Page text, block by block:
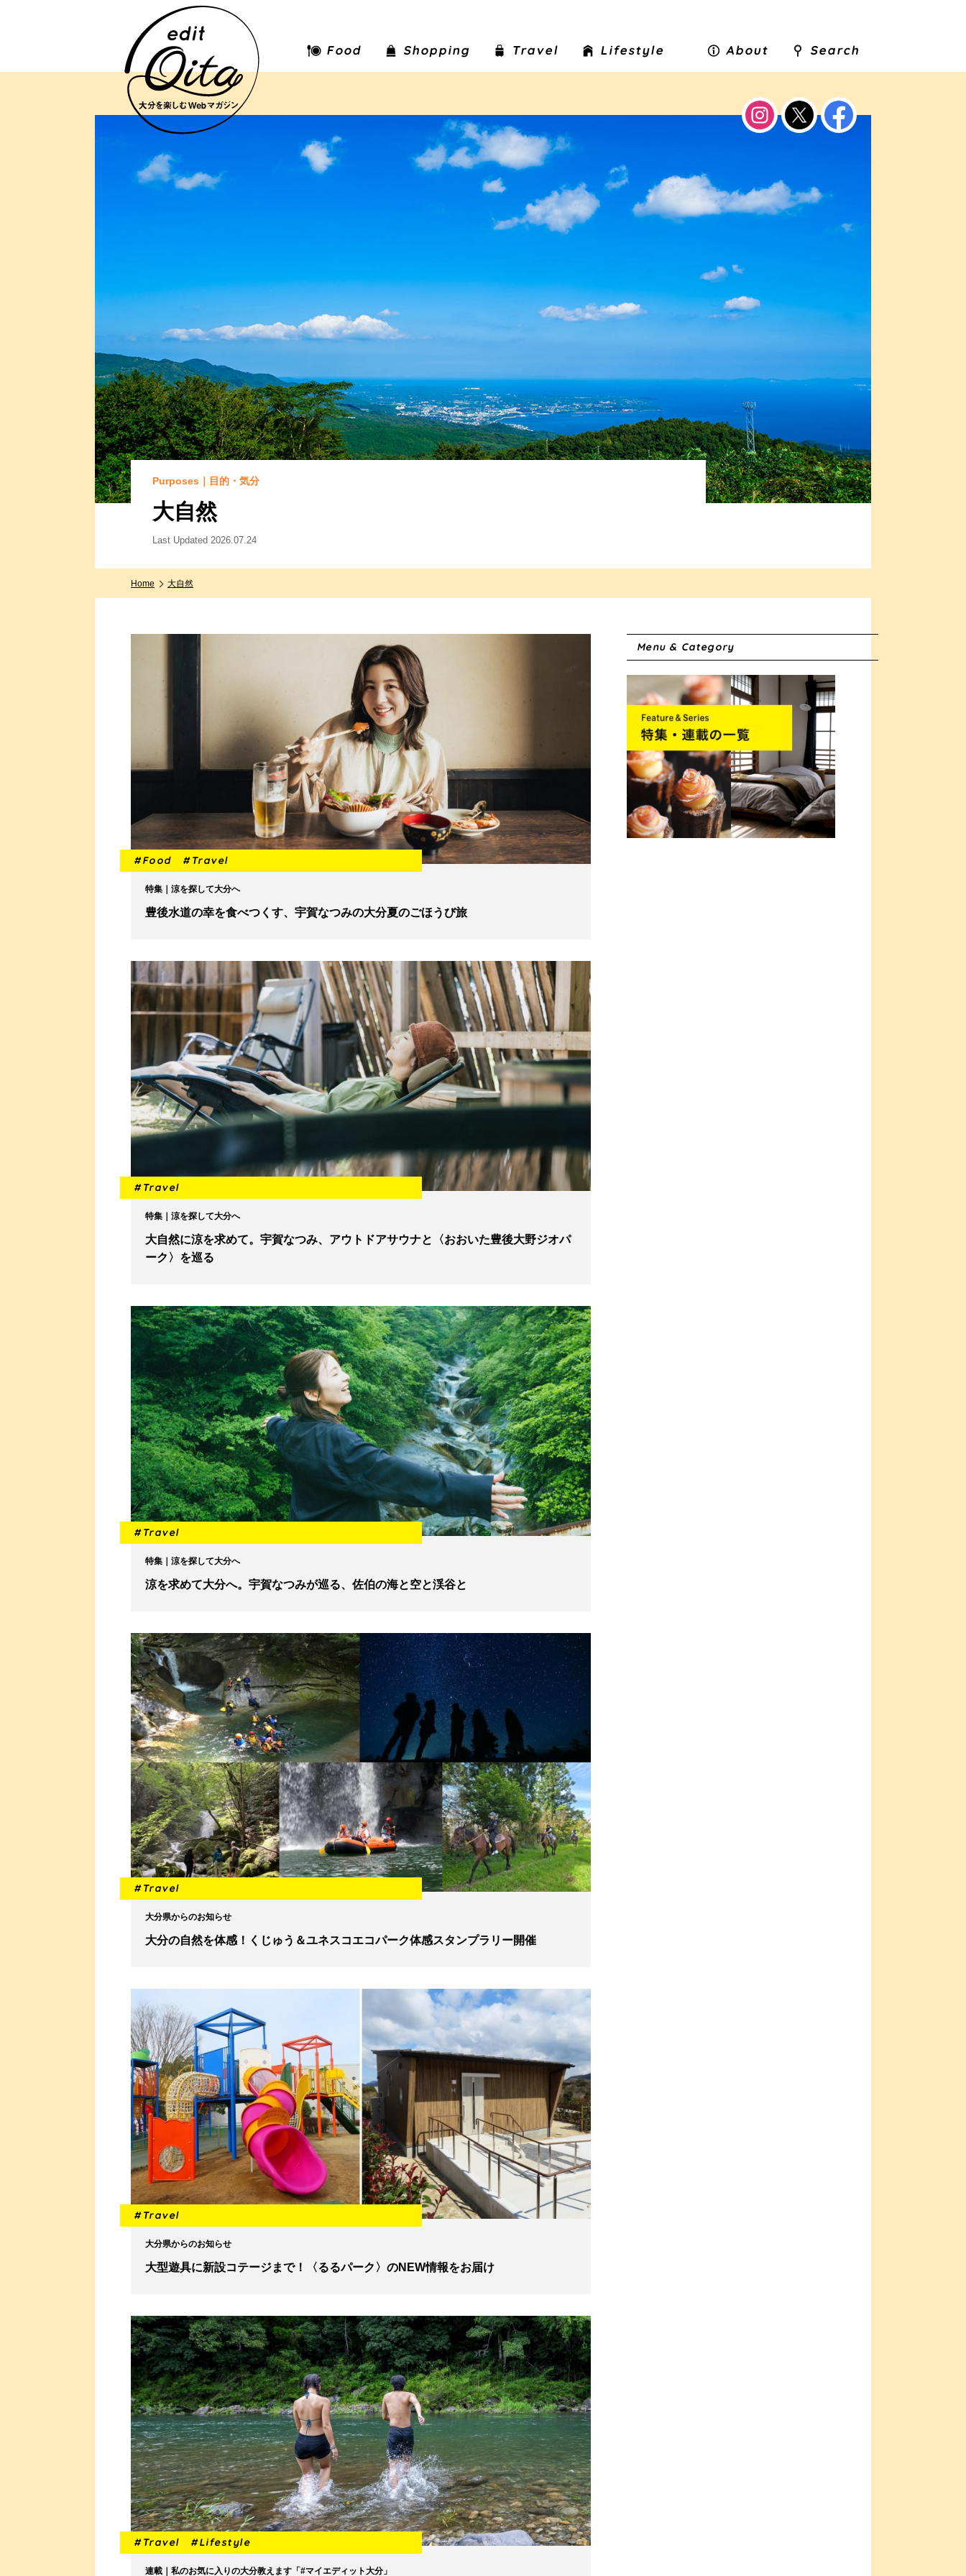
Food Shopping Travel Lifestyle About Search
Purposes｜目的・気分
大自然
Last Updated 2026.07.24
Home 大自然
#Food #Travel
特集｜涼を探して大分へ
豊後水道の幸を食べつくす、宇賀なつみの大分夏のごほうび旅
#Travel
特集｜涼を探して大分へ
大自然に涼を求めて。宇賀なつみ、アウトドアサウナと〈おおいた豊後大野ジオパ
ーク〉を巡る
#Travel
特集｜涼を探して大分へ
涼を求めて大分へ。宇賀なつみが巡る、佐伯の海と空と渓谷と
#Travel
大分県からのお知らせ
大分の自然を体感！くじゅう＆ユネスコエコパーク体感スタンプラリー開催
#Travel
大分県からのお知らせ
大型遊具に新設コテージまで！〈るるパーク〉のNEW情報をお届け
#Travel #Lifestyle
連載｜私のお気に入りの大分教えます「#マイエディット大分」
Menu & Category